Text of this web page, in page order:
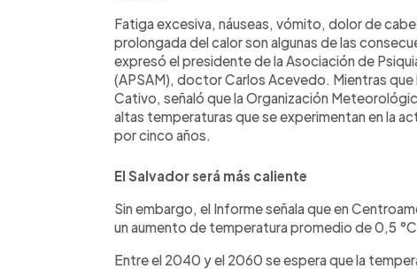
Fatiga excesiva, náuseas, vómito, dolor de
prolongada del calor son algunas de las
expresó el presidente de la Asociación de
(APSAM), doctor Carlos Acevedo. Mientras
Cativo, señaló que la Organización
altas temperaturas que se experimentan en la
por cinco años.
El Salvador será más caliente
Sin embargo, el Informe señala que en
un aumento de temperatura promedio de 0,5
Entre el 2040 y el 2060 se espera que la